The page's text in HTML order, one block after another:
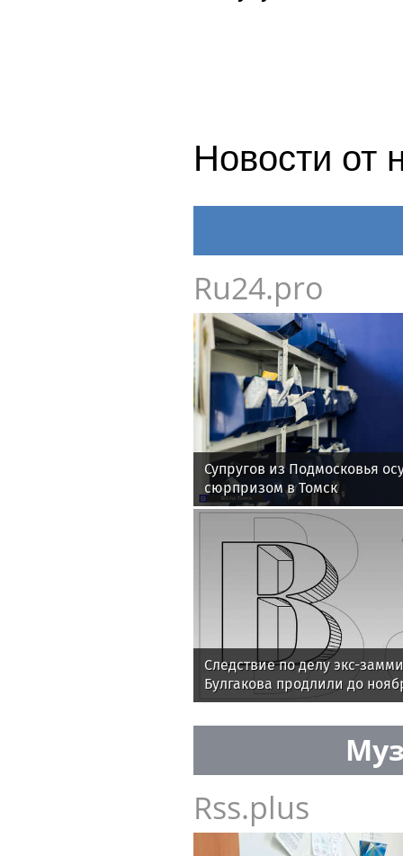
Новости от
Ru24.pro
Супругов из Подмосковья
сюрпризом в Томск
Следствие по делу экс-
Булгакова продлили до
Rss.plus